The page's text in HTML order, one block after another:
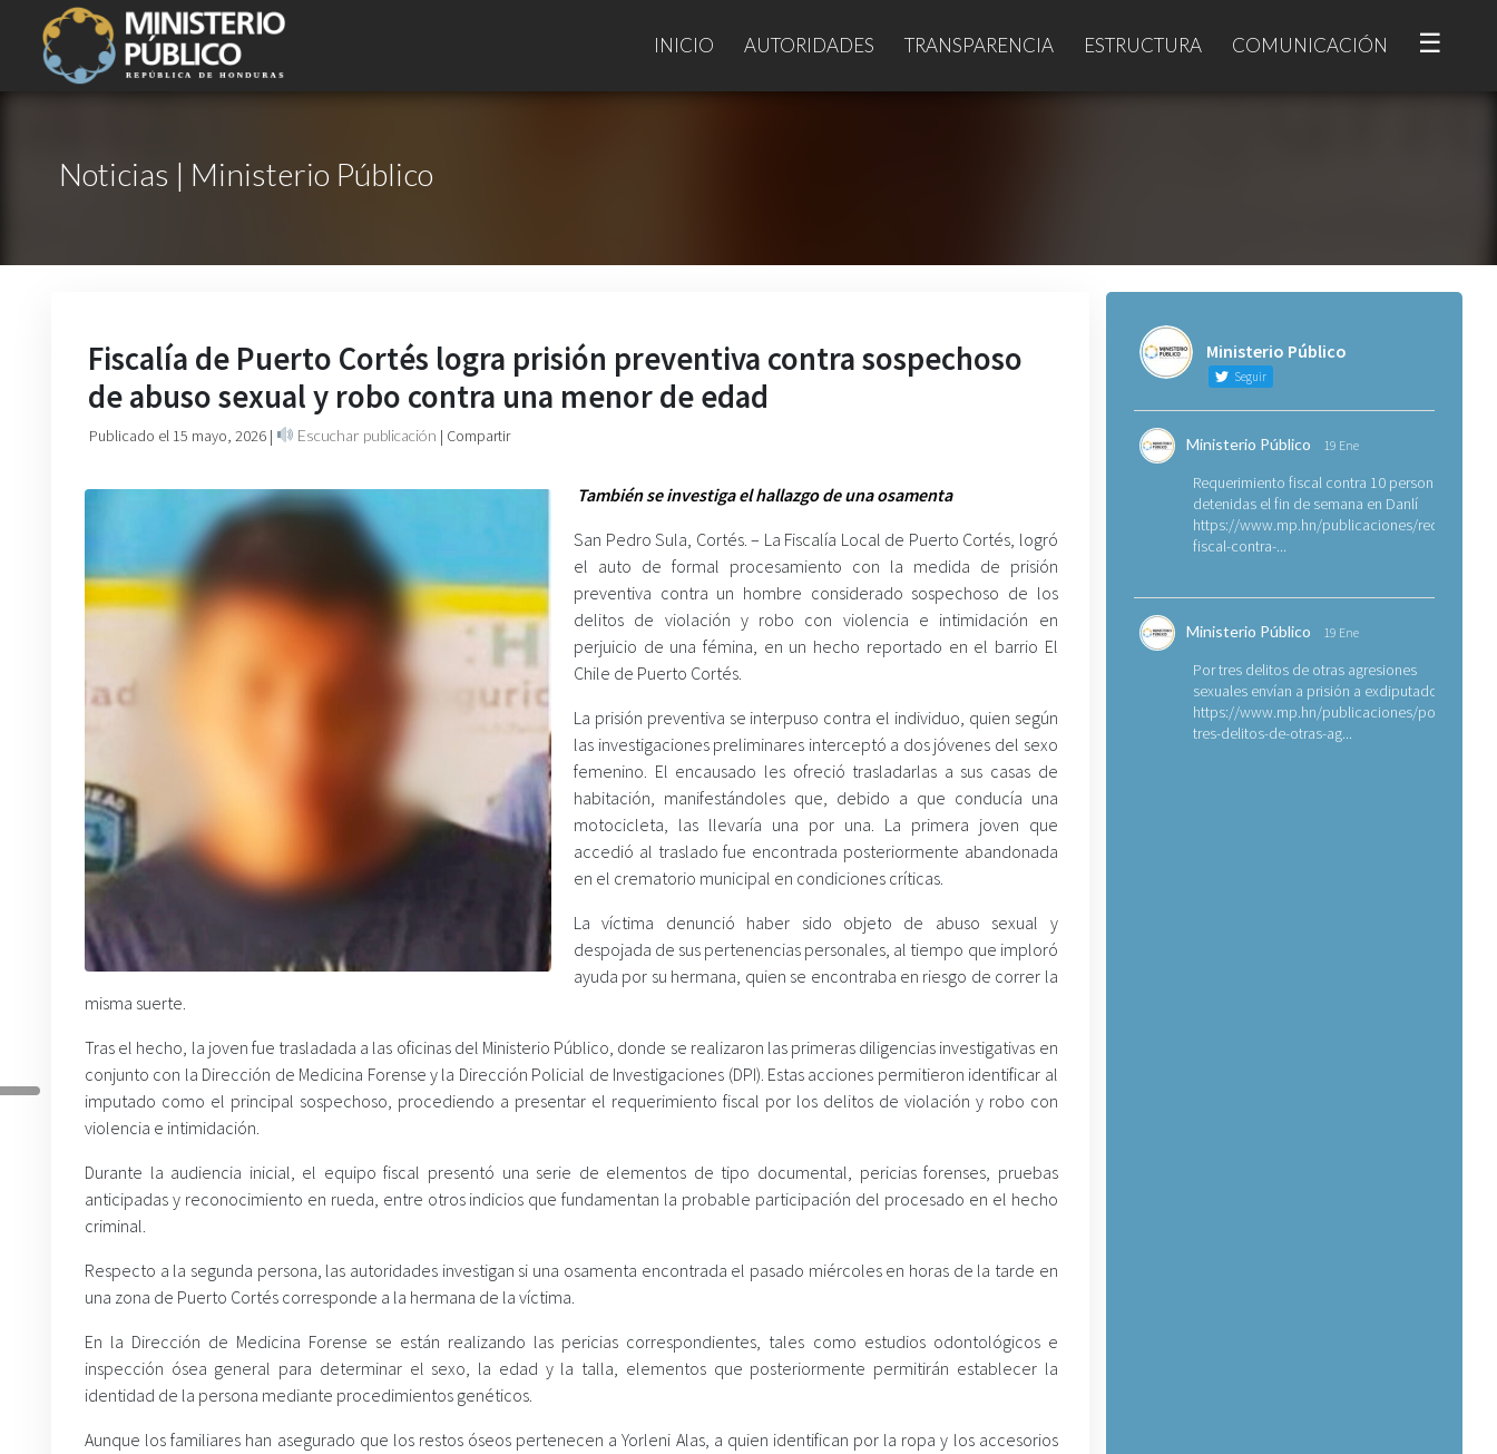
INICIO AUTORIDADES TRANSPARENCIA ESTRUCTURA COMUNICACIÓN ☰
Noticias | Ministerio Público
Fiscalía de Puerto Cortés logra prisión preventiva contra sospechoso
de abuso sexual y robo contra una menor de edad
Publicado el 15 mayo, 2026 | Escuchar publicación | Compartir
También se investiga el hallazgo de una osamenta
San Pedro Sula, Cortés. – La Fiscalía Local de Puerto Cortés, logró
el auto de formal procesamiento con la medida de prisión
preventiva contra un hombre considerado sospechoso de los
delitos de violación y robo con violencia e intimidación en
perjuicio de una fémina, en un hecho reportado en el barrio El
Chile de Puerto Cortés.
La prisión preventiva se interpuso contra el individuo, quien según
las investigaciones preliminares interceptó a dos jóvenes del sexo
femenino. El encausado les ofreció trasladarlas a sus casas de
habitación, manifestándoles que, debido a que conducía una
motocicleta, las llevaría una por una. La primera joven que
accedió al traslado fue encontrada posteriormente abandonada
en el crematorio municipal en condiciones críticas.
La víctima denunció haber sido objeto de abuso sexual y
despojada de sus pertenencias personales, al tiempo que imploró
ayuda por su hermana, quien se encontraba en riesgo de correr la
misma suerte.
Tras el hecho, la joven fue trasladada a las oficinas del Ministerio Público, donde se realizaron las primeras diligencias investigativas en
conjunto con la Dirección de Medicina Forense y la Dirección Policial de Investigaciones (DPI). Estas acciones permitieron identificar al
imputado como el principal sospechoso, procediendo a presentar el requerimiento fiscal por los delitos de violación y robo con
violencia e intimidación.
Durante la audiencia inicial, el equipo fiscal presentó una serie de elementos de tipo documental, pericias forenses, pruebas
anticipadas y reconocimiento en rueda, entre otros indicios que fundamentan la probable participación del procesado en el hecho
criminal.
Respecto a la segunda persona, las autoridades investigan si una osamenta encontrada el pasado miércoles en horas de la tarde en
una zona de Puerto Cortés corresponde a la hermana de la víctima.
En la Dirección de Medicina Forense se están realizando las pericias correspondientes, tales como estudios odontológicos e
inspección ósea general para determinar el sexo, la edad y la talla, elementos que posteriormente permitirán establecer la
identidad de la persona mediante procedimientos genéticos.
Aunque los familiares han asegurado que los restos óseos pertenecen a Yorleni Alas, a quien identifican por la ropa y los accesorios
Ministerio Público
Seguir
Ministerio Público 19 Ene
Requerimiento fiscal contra 10 personas
detenidas el fin de semana en Danlí
https://www.mp.hn/publicaciones/
fiscal-contra-...
Ministerio Público 19 Ene
Por tres delitos de otras agresiones
sexuales envían a prisión a exdiputado
https://www.mp.hn/publicaciones/por-
tres-delitos-de-otras-ag...